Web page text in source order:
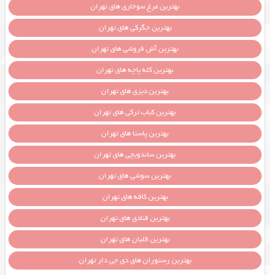
بهترین مرغ سوخاری های تهران
بهترین جگرکی های تهران
بهترین آش فروشی های تهران
بهترین کله پاچه های تهران
بهترین دیزی های تهران
بهترین کباب ترکی های تهران
بهترین پاستا های تهران
بهترین ساندویچی های تهران
بهترین سوشی های تهران
بهترین کافه های تهران
بهترین قنادی های تهران
بهترین قلیان های تهران
بهترین رستوران های دی جی دار تهران